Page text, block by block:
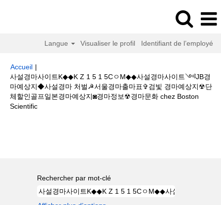
Langue Visualiser le profil Identifiant de l’employé
Accueil |
사설경마사이트K◆◆K Z 1 5 1 5CㅇM◆◆사설경마사이트༺JB경
마예상지◆사설경마 처벌☭서울경마출마표✞검빛 경마예상지☢단
체할인골프일본경마예상지◙경마정보☢경마문화 chez Boston
Scientific(page
Rechercher par mot-clé